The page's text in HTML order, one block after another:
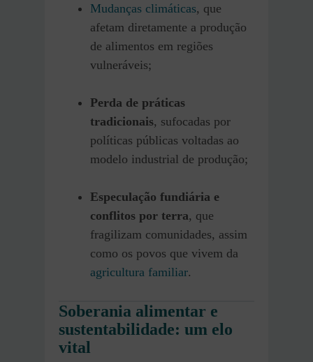
Mudanças climáticas, que
afetam diretamente a produção
de alimentos em regiões
vulneráveis;
Perda de práticas
tradicionais, sufocadas por
políticas públicas voltadas ao
modelo industrial de produção;
Especulação fundiária e
conflitos por terra, que
fragilizam comunidades, assim
como os povos que vivem da
agricultura familiar.
Soberania alimentar e
sustentabilidade: um elo
vital